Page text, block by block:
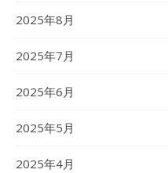
2025年8月
2025年7月
2025年6月
2025年5月
2025年4月